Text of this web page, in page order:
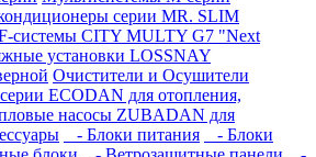
серии MR. SLIM
системы CITY MULTY G7 "Next
установки LOSSNAY
Очистители и Осушители
ECODAN для отопления,
насосы ZUBADAN для
- Блоки питания
- Блоки